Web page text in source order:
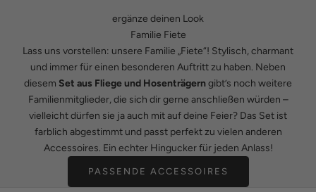
ergänze deinen Look
Familie Fiete
Lass uns vorstellen: unsere Familie „Fiete“! Stylisch, charmant
und immer für einen besonderen Auftritt zu haben. Neben
diesem Set aus Fliege und Hosenträgerngibt’s noch weitere
Familienmitglieder, die sich dir gerne anschließen würden –
vielleicht dürfen sie ja auch mit auf deine Feier? Das Set ist
farblich abgestimmt und passt perfekt zu vielen anderen
Accessoires. Ein echter Hingucker für jeden Anlass!
PASSENDE ACCESSOIRES